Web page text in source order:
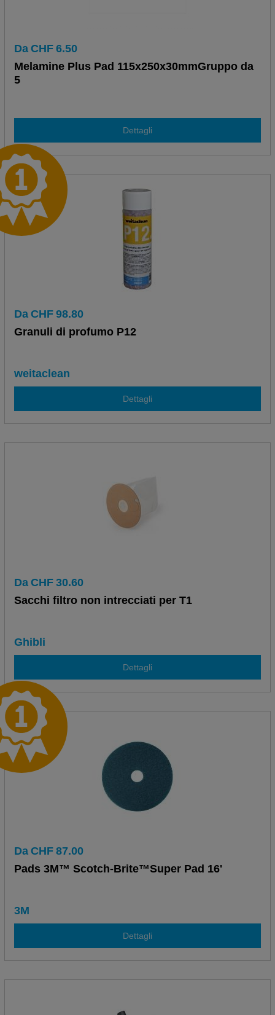
Da CHF 6.50
Melamine Plus Pad 115x250x30mmGruppo da
5
Dettagli
Da CHF 98.80
Granuli di profumo P12
weitaclean
Dettagli
Da CHF 30.60
Sacchi filtro non intrecciati per T1
Ghibli
Dettagli
Da CHF 87.00
Pads 3M™ Scotch-Brite™Super Pad 16'
3M
Dettagli